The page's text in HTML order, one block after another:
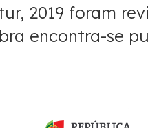
2019 foram
encontra-se